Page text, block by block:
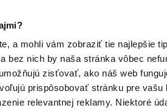
a mohli vám zobraziť tie najlepšie
bez nich by naša stránka vôbec
zisťovať, ako náš web
prispôsobovať stránku pre vašu
relevantnej reklamy. Niektoré